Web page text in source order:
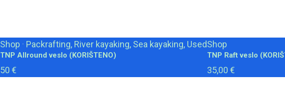
Shop · Packrafting, River kayaking, Sea kayaking, Used
TNP Allround veslo (KORIŠTENO)
50 €
Shop
TNP Raft veslo
35,00 €